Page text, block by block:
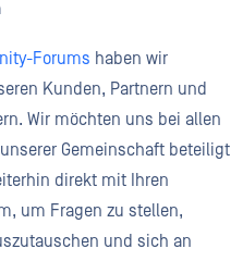
Forums haben wir
Kunden, Partnern und
Wir möchten uns bei allen
Gemeinschaft beteiligt
direkt mit Ihren
um Fragen zu stellen,
und sich an